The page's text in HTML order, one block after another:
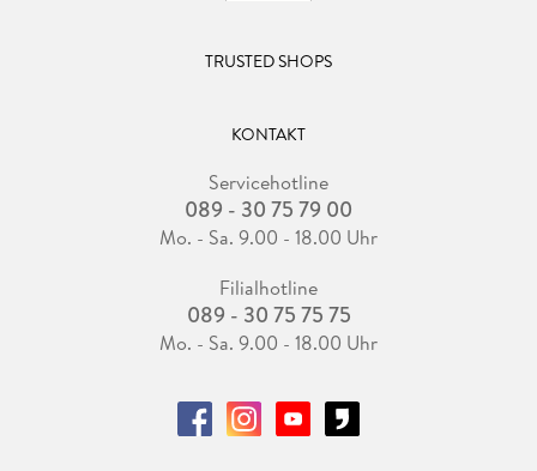
TRUSTED SHOPS
KONTAKT
Servicehotline
089 - 30 75 79 00
Mo. - Sa. 9.00 - 18.00 Uhr
Filialhotline
089 - 30 75 75 75
Mo. - Sa. 9.00 - 18.00 Uhr